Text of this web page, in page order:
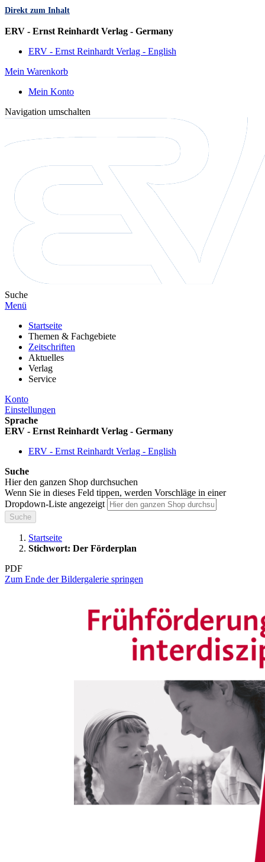
Direkt zum Inhalt
ERV - Ernst Reinhardt Verlag - Germany
ERV - Ernst Reinhardt Verlag - English
Mein Warenkorb
Mein Konto
Navigation umschalten
Suche
Menü
Startseite
Themen & Fachgebiete
Zeitschriften
Aktuelles
Verlag
Service
Konto
Einstellungen
Sprache
ERV - Ernst Reinhardt Verlag - Germany
ERV - Ernst Reinhardt Verlag - English
Suche
Hier den ganzen Shop durchsuchen
Wenn Sie in dieses Feld tippen, werden Vorschläge in einer
Dropdown-Liste angezeigt
Suche
Startseite
Stichwort: Der Förderplan
PDF
Zum Ende der Bildergalerie springen